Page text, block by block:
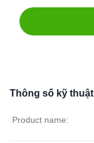
Thông số kỹ thuật
Product name: